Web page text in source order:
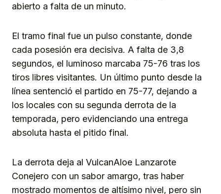
abierto a falta de un minuto.
El tramo final fue un pulso constante, donde
cada posesión era decisiva. A falta de 3,8
segundos, el luminoso marcaba 75-76 tras los
tiros libres visitantes. Un último punto desde la
línea sentenció el partido en 75-77, dejando a
los locales con su segunda derrota de la
temporada, pero evidenciando una entrega
absoluta hasta el pitido final.
La derrota deja al VulcanAloe Lanzarote
Conejero con un sabor amargo, tras haber
mostrado momentos de altísimo nivel, pero sin